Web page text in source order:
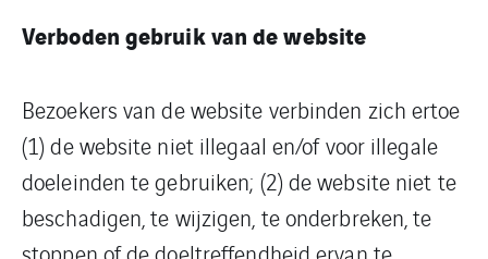
Verboden gebruik van de website
Bezoekers van de website verbinden zich ertoe
(1) de website niet illegaal en/of voor illegale
doeleinden te gebruiken; (2) de website niet te
beschadigen, te wijzigen, te onderbreken, te